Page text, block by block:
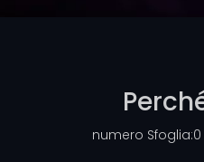
numero Sfoglia:0